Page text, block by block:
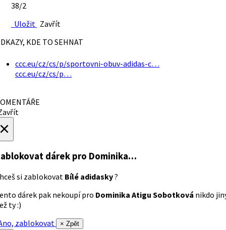
38/2
Uložit Zavřít
KDE TO SEHNAT
ccc.eu/cz/cs/p/sportovni-obuv-adidas-c…
ccc.eu/cz/cs/p…
dárek pro Dominika…
si zablokovat Bílé adidasky?
dárek pak nekoupí pro Dominika Atigu Sobotková nikdo
ty :)
zablokovat
× Zpět